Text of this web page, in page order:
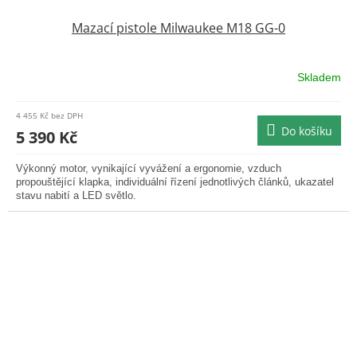
Mazací pistole Milwaukee M18 GG-0
Skladem
4 455 Kč bez DPH
5 390 Kč Do košíku
Výkonný motor, vynikající vyvážení a ergonomie, vzduch
propouštějící klapka, individuální řízení jednotlivých článků, ukazatel
stavu nabití a LED světlo.